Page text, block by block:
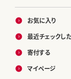
お気に入り
最近チェックし
寄付する
マイページ